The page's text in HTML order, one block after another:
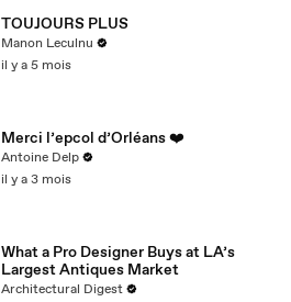
TOUJOURS PLUS
Manon Leculnu
il y a 5 mois
Merci l’epcol d’Orléans ❤️
Antoine Delp
il y a 3 mois
What a Pro Designer Buys at LA’s
Largest Antiques Market
Architectural Digest